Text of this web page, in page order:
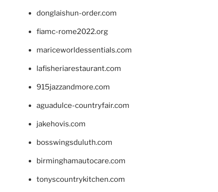
donglaishun-order.com
fiamc-rome2022.org
mariceworldessentials.com
lafisheriarestaurant.com
915jazzandmore.com
aguadulce-countryfair.com
jakehovis.com
bosswingsduluth.com
birminghamautocare.com
tonyscountrykitchen.com